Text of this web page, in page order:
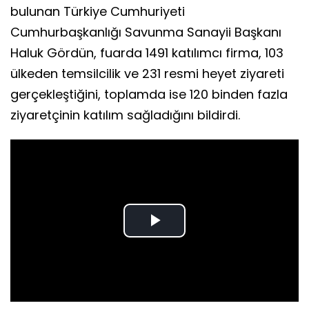
bulunan Türkiye Cumhuriyeti
Cumhurbaşkanlığı Savunma Sanayii Başkanı
Haluk Gördün, fuarda 1491 katılımcı firma, 103
ülkeden temsilcilik ve 231 resmi heyet ziyareti
gerçekleştiğini, toplamda ise 120 binden fazla
ziyaretçinin katılım sağladığını bildirdi.
Play